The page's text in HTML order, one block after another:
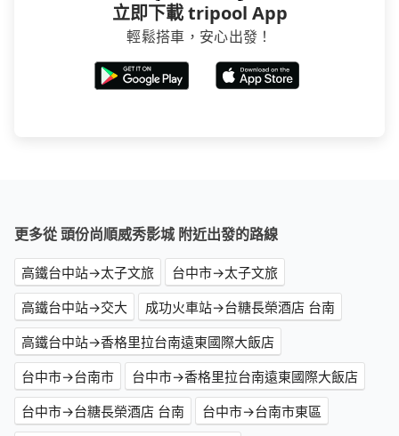
立即下載 tripool App
輕鬆搭車，安心出發！
更多從 頭份尚順威秀影城 附近出發的路線
高鐵台中站→太子文旅
台中市→太子文旅
高鐵台中站→交大
成功火車站→台糖長榮酒店 台南
高鐵台中站→香格里拉台南遠東國際大飯店
台中市→台南市
台中市→香格里拉台南遠東國際大飯店
台中市→台糖長榮酒店 台南
台中市→台南市東區